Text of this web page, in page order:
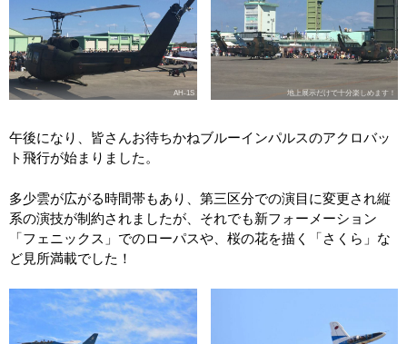
AH-1S 地上展示だけで十分楽しめます！
午後になり、皆さんお待ちかねブルーインパルスのアクロバッ
ト飛行が始まりました。
多少雲が広がる時間帯もあり、第三区分での演目に変更され縦
系の演技が制約されましたが、それでも新フォーメーション
「フェニックス」でのローパスや、桜の花を描く「さくら」な
ど見所満載でした！